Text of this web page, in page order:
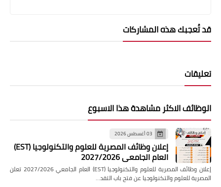
قد تُعجبك هذه المشاركات
تعليقات
الوظائف الاكثر مشاهدة هذا الاسبوع
03 أغسطس 2026
إعلان وظائف المصرية للعلوم والتكنولوجيا (EST)
العام الجامعي 2027/2026
إعلان وظائف المصرية للعلوم والتكنولوجيا (EST) العام الجامعي 2027/2026 تعلن
المصرية للعلوم والتكنولوجيا عن فتح باب التقد…